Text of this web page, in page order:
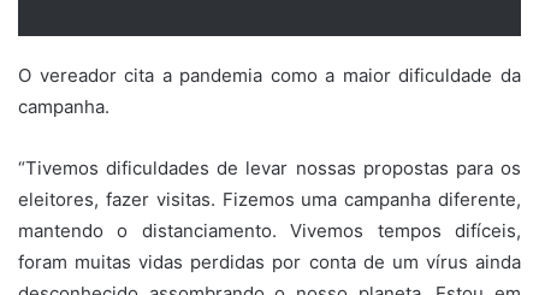
O vereador cita a pandemia como a maior dificuldade da
campanha.
“Tivemos dificuldades de levar nossas propostas para os
eleitores, fazer visitas. Fizemos uma campanha diferente,
mantendo o distanciamento. Vivemos tempos difíceis,
foram muitas vidas perdidas por conta de um vírus ainda